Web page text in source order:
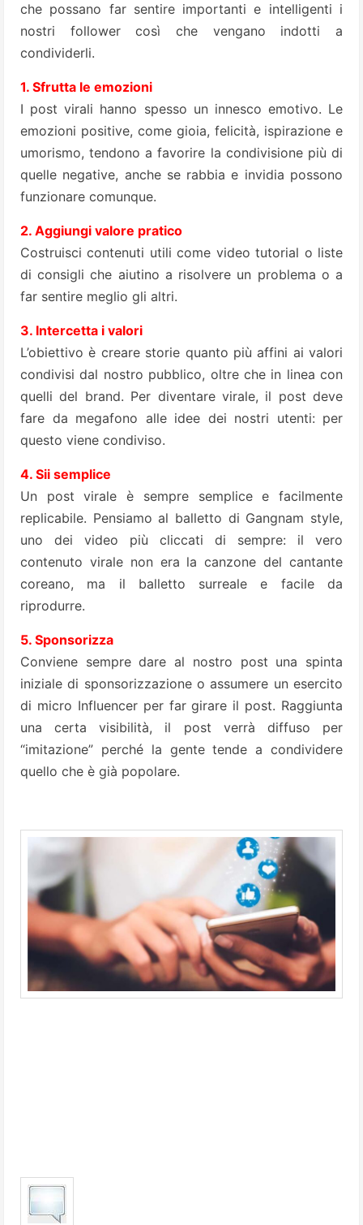
che possano far sentire importanti e intelligenti i
nostri follower così che vengano indotti a
condividerli.
1. Sfrutta le emozioni
I post virali hanno spesso un innesco emotivo. Le
emozioni positive, come gioia, felicità, ispirazione e
umorismo, tendono a favorire la condivisione più di
quelle negative, anche se rabbia e invidia possono
funzionare comunque.
2. Aggiungi valore pratico
Costruisci contenuti utili come video tutorial o liste
di consigli che aiutino a risolvere un problema o a
far sentire meglio gli altri.
3. Intercetta i valori
L’obiettivo è creare storie quanto più affini ai valori
condivisi dal nostro pubblico, oltre che in linea con
quelli del brand. Per diventare virale, il post deve
fare da megafono alle idee dei nostri utenti: per
questo viene condiviso.
4. Sii semplice
Un post virale è sempre semplice e facilmente
replicabile. Pensiamo al balletto di Gangnam style,
uno dei video più cliccati di sempre: il vero
contenuto virale non era la canzone del cantante
coreano, ma il balletto surreale e facile da
riprodurre.
5. Sponsorizza
Conviene sempre dare al nostro post una spinta
iniziale di sponsorizzazione o assumere un esercito
di micro Influencer per far girare il post. Raggiunta
una certa visibilità, il post verrà diffuso per
“imitazione” perché la gente tende a condividere
quello che è già popolare.